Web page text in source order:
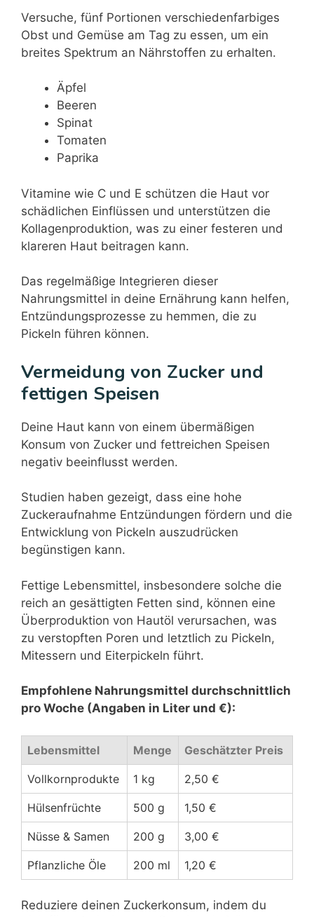
Versuche, fünf Portionen verschiedenfarbiges
Obst und Gemüse am Tag zu essen, um ein
breites Spektrum an Nährstoffen zu erhalten.
Äpfel
Beeren
Spinat
Tomaten
Paprika
Vitamine wie C und E schützen die Haut vor
schädlichen Einflüssen und unterstützen die
Kollagenproduktion, was zu einer festeren und
klareren Haut beitragen kann.
Das regelmäßige Integrieren dieser
Nahrungsmittel in deine Ernährung kann helfen,
Entzündungsprozesse zu hemmen, die zu
Pickeln führen können.
Vermeidung von Zucker und
fettigen Speisen
Deine Haut kann von einem übermäßigen
Konsum von Zucker und fettreichen Speisen
negativ beeinflusst werden.
Studien haben gezeigt, dass eine hohe
Zuckeraufnahme Entzündungen fördern und die
Entwicklung von Pickeln auszudrücken
begünstigen kann.
Fettige Lebensmittel, insbesondere solche die
reich an gesättigten Fetten sind, können eine
Überproduktion von Hautöl verursachen, was
zu verstopften Poren und letztlich zu Pickeln,
Mitessern und Eiterpickeln führt.
Empfohlene Nahrungsmittel durchschnittlich
pro Woche (Angaben in Liter und €):
Lebensmittel Menge Geschätzter Preis
Vollkornprodukte 1 kg 2,50 €
Hülsenfrüchte 500 g 1,50 €
Nüsse & Samen 200 g 3,00 €
Pflanzliche Öle 200 ml 1,20 €
Reduziere deinen Zuckerkonsum, indem du